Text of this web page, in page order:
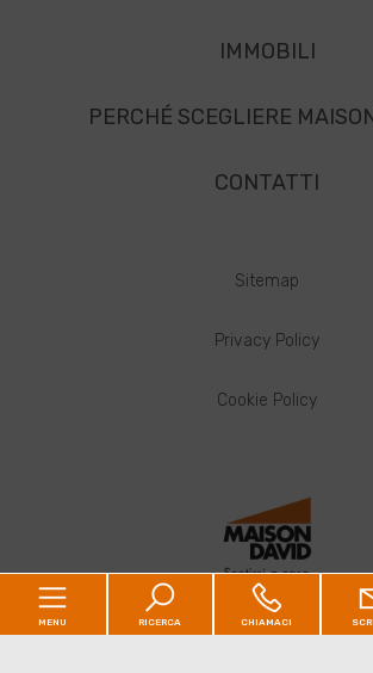
IMMOBILI
PERCHÉ SCEGLIERE
CONTATTI
Sitemap
Privacy Policy
Cookie Policy
Maison David Srl
Via Vicenza , 21 - Altavilla
MENU RICERCA CHIAMACI